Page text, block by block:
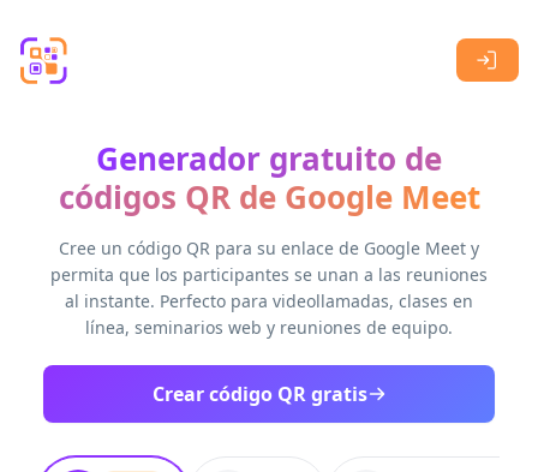
Generador gratuito de
códigos QR de Google Meet
Cree un código QR para su enlace de Google Meet y
permita que los participantes se unan a las reuniones
al instante. Perfecto para videollamadas, clases en
línea, seminarios web y reuniones de equipo.
Crear código QR gratis